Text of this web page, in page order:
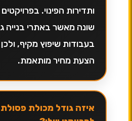
ותדירות הפינוי.
שונה מאשר באתרי בנייה
בעבודות שיפוץ מקיף,
הצעת מחיר מותאמת.
איזה גודל מכולת